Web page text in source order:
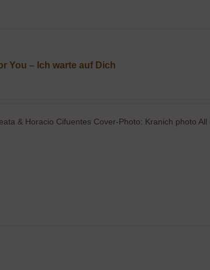
You – Ich warte auf Dich
& Horacio Cifuentes Cover-Photo: Kranich photo All